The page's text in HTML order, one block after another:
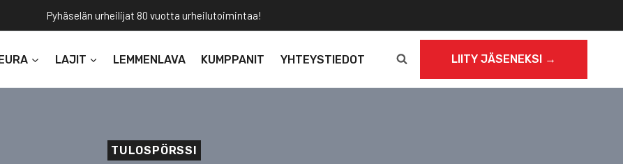
Pyhäselän urheilijat 80 vuotta urheilutoimintaa!
LAJIT LEMMENLAVA KUMPPANIT YHTEYSTIEDOT LIITY JÄSENEKSI →
TULOSPÖRSSI